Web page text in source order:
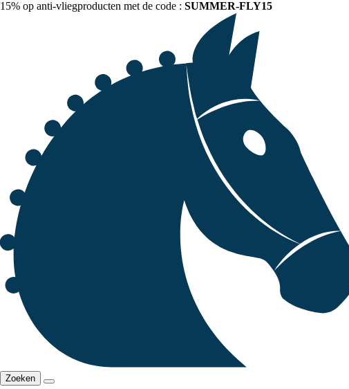
15% op anti-vliegproducten met de code : SUMMER-FLY15
Zoeken